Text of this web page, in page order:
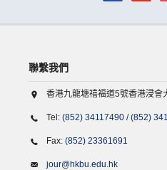
聯繫我們
香港九龍塘禧福道5號香港浸會
Tel: (852) 34117490 /(852)
Fax: (852) 23361691
jour@hkbu.edu.hk